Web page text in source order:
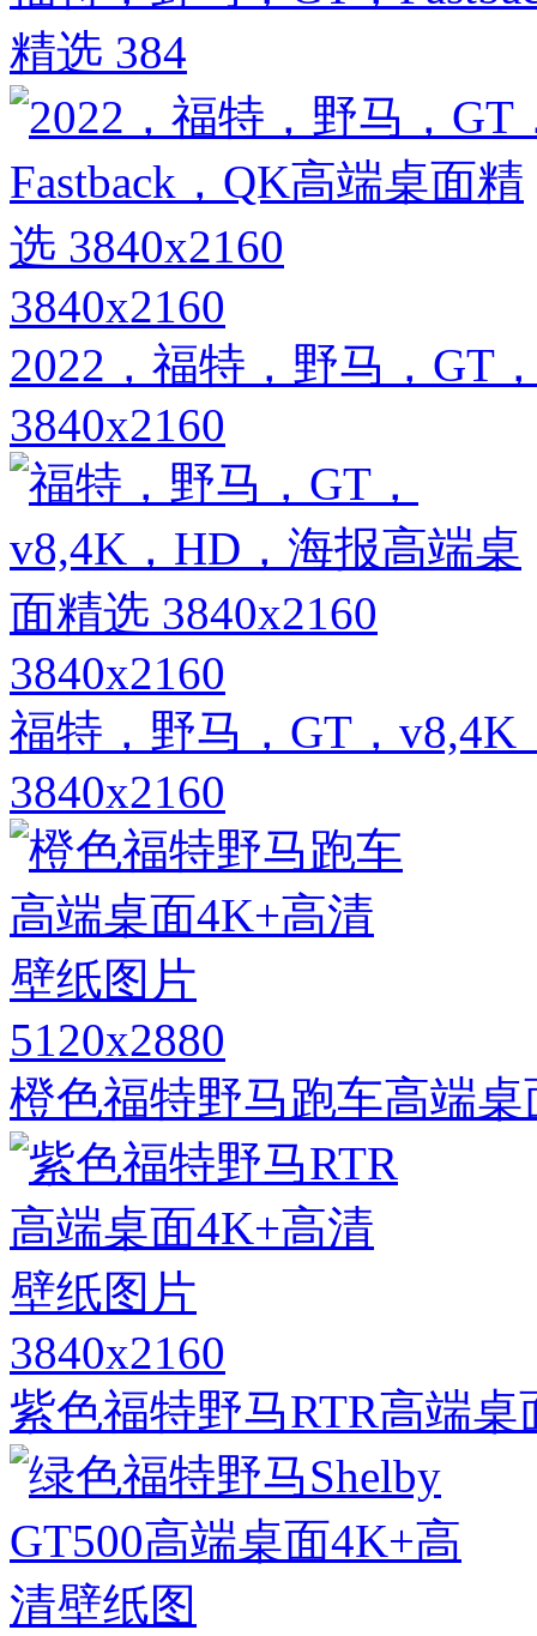
精选 384
3840x2160
2022，福特，野马，GT
3840x2160
3840x2160
福特，野马，GT，
3840x2160
5120x2880
橙色福特野马跑车高端
3840x2160
紫色福特野马RTR高端